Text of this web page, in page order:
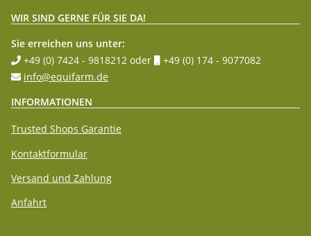
WIR SIND GERNE FÜR SIE DA!
Sie erreichen uns unter:
+49 (0) 7424 - 9818212 oder
+49 (0) 174 - 9077082
info@equifarm.de
INFORMATIONEN
Trusted Shops Garantie
Kontaktformular
Versand und Zahlung
Anfahrt